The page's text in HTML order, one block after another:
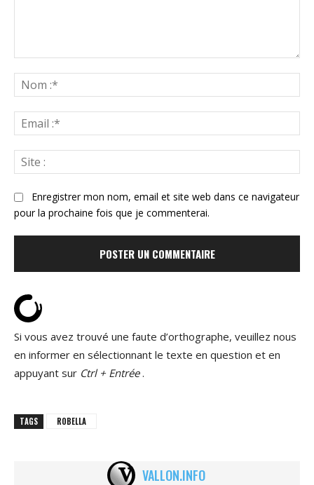
:*
:*
:
Enregistrer mon nom, email et site web dans ce navigateur
pour la prochaine fois que je commenterai.
Si vous avez trouvé une faute d’orthographe, veuillez nous
en informer en sélectionnant le texte en question et en
appuyant sur Ctrl + Entrée.
TAGS ROBELLA
VALLON.INFO